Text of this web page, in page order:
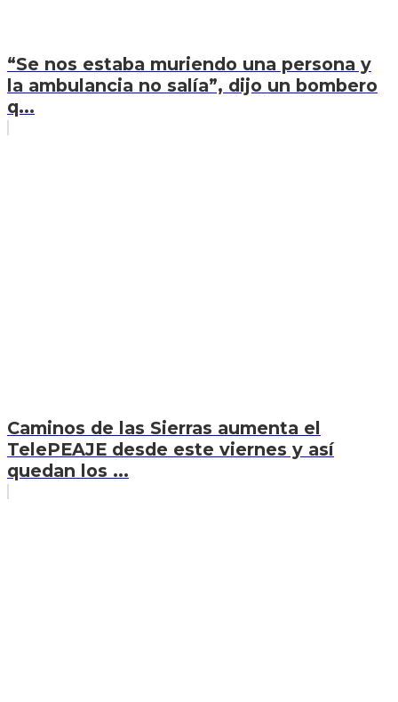
“Se nos estaba muriendo una persona y
la ambulancia no salía”, dijo un bombero
q...
Caminos de las Sierras aumenta el
TelePEAJE desde este viernes y así
quedan los ...